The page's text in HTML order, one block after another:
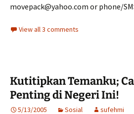
movepack@yahoo.com or phone/
View all 3 comments
Kutitipkan Temanku;
Penting di Negeri Ini!
5/13/2005 Sosial sufehmi